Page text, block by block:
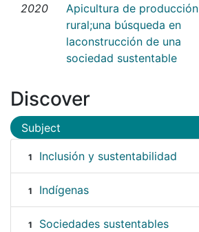
2020
Apicultura de producción
rural;una búsqueda en
laconstrucción de una
sociedad sustentable
Discover
Subject
1 Inclusión y sustentabilidad
1 Indígenas
1 Sociedades sustentables